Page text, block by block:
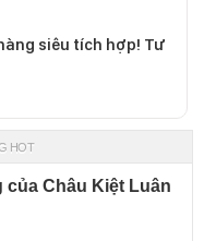
siêu tích hợp! Tư
HOT
của Châu Kiệt Luân